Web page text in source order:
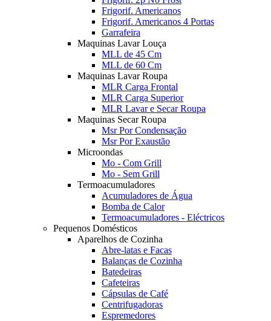
Frigorif. Americanos
Frigorif. Americanos 4 Portas
Garrafeira
Maquinas Lavar Louça
MLL de 45 Cm
MLL de 60 Cm
Maquinas Lavar Roupa
MLR Carga Frontal
MLR Carga Superior
MLR Lavar e Secar Roupa
Maquinas Secar Roupa
Msr Por Condensação
Msr Por Exaustão
Microondas
Mo - Com Grill
Mo - Sem Grill
Termoacumuladores
Acumuladores de Água
Bomba de Calor
Termoacumuladores - Eléctricos
Pequenos Domésticos
Aparelhos de Cozinha
Abre-latas e Facas
Balanças de Cozinha
Batedeiras
Cafeteiras
Cápsulas de Café
Centrifugadoras
Espremedores